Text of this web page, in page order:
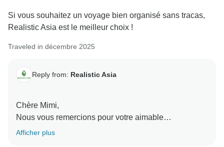
Si vous souhaitez un voyage bien organisé sans tracas,
Realistic Asia est le meilleur choix !
Traveled in décembre 2025
Reply from: Realistic Asia
Chère Mimi,
Nous vous remercions pour votre aimable
recommandation. Nous sommes ravis d'apprendre
Afficher plus